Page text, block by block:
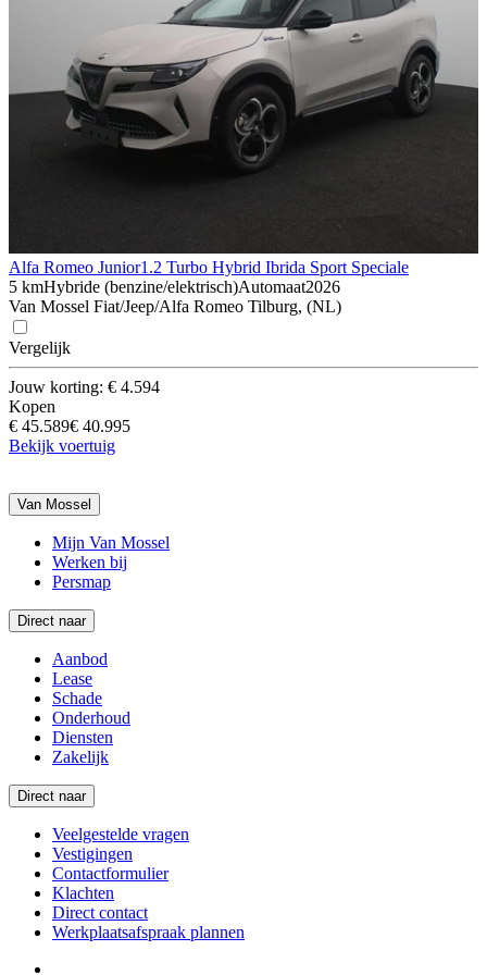
Alfa Romeo Junior1.2 Turbo Hybrid Ibrida Sport Speciale
5 kmHybride (benzine/elektrisch)Automaat2026
Van Mossel Fiat/Jeep/Alfa Romeo Tilburg, (NL)
Vergelijk
Jouw korting: € 4.594
Kopen
€ 45.589€ 40.995
Bekijk voertuig
Van Mossel
Mijn Van Mossel
Werken bij
Persmap
Direct naar
Aanbod
Lease
Schade
Onderhoud
Diensten
Zakelijk
Direct naar
Veelgestelde vragen
Vestigingen
Contactformulier
Klachten
Direct contact
Werkplaatsafspraak plannen